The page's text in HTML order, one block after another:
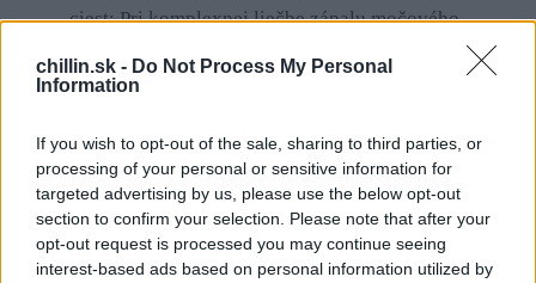
chillin.sk - Do Not Process My Personal
Information
If you wish to opt-out of the sale, sharing to third parties, or
processing of your personal or sensitive information for
targeted advertising by us, please use the below opt-out
section to confirm your selection. Please note that after your
opt-out request is processed you may continue seeing
interest-based ads based on personal information utilized by
ciest: Pri komplexnej liečbe zápalu močového
mechúra alebo prostaty sa vykúpte v teplej vode, do
ktorej ste najskôr pridali 10-15 liečivých kvapiek
ZraneniaVďaka svojim dezinfekčným,
baktericídnym a protizápalovým vlastnostiam je
široko používaný na ošetrovanie modrín a iných
mechanických poranení. Olej prispieva k rýchlemu
hojeniu a taktiež čistí postihnuté oblasti kože.
f
: